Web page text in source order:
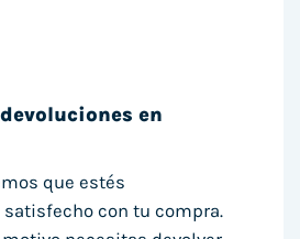
en
que estés
con tu compra.